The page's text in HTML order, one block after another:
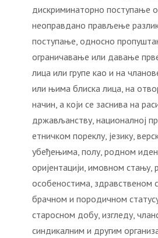
дискриминаторно поступање
неоправдано прављење
поступање, односно
ограничавање или давање
лица или групе као и на
или њима блиска лица, на
начин, а који се заснива на
држављанству, националној
етничком пореклу, језику,
убеђењима, полу, родном
оријентацији, имовном стању,
особеностима, здравственом
брачном и породичном
старосном добу, изгледу,
синдикалним и другим